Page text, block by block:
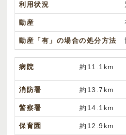
利用状況
動産
動産「有」の場合の処分方法
病院 約11.1km
消防署 約13.7km
警察署 約14.1km
保育園 約12.9km